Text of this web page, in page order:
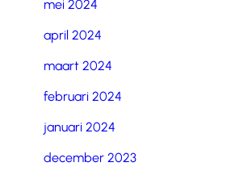
mei 2024
april 2024
maart 2024
februari 2024
januari 2024
december 2023